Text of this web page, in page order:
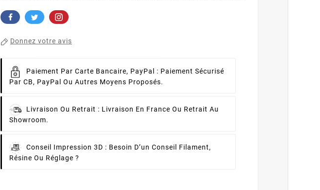
Donnez votre avis
Paiement Par Carte Bancaire, PayPal : Paiement Sécurisé
Par CB, PayPal Ou Autres Moyens Proposés.
Livraison Ou Retrait : Livraison En France Ou Retrait Au
Showroom.
Conseil Impression 3D : Besoin D’un Conseil Filament,
Résine Ou Réglage ?